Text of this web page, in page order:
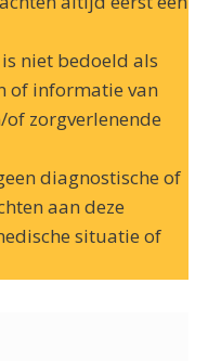
niet bedoeld als
of informatie van
zorgverlenende
diagnostische of
aan deze
situatie of